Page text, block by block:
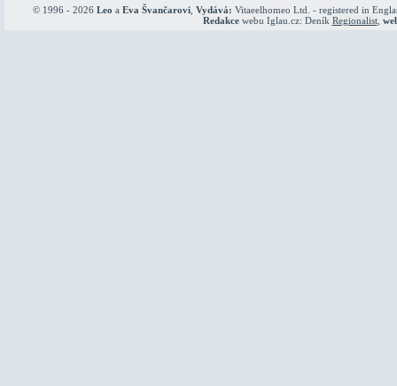
© 1996 - 2026 Leo a Eva Švančarovi Vydává: Vitaeelhomeo Ltd. - registered in
Redakcewebu Iglau.cz: Deník Regionalist,